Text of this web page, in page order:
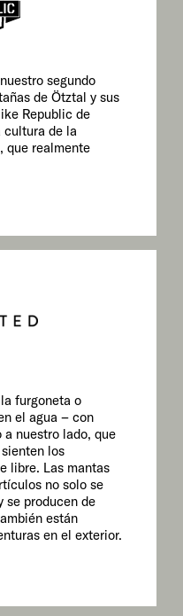
segundo
de Ötztal y sus
Republic de
cultura de la
que realmente
furgoneta o
el agua – con
a nuestro lado, que
los
libre. Las mantas
no solo se
se producen de
están
en el exterior.